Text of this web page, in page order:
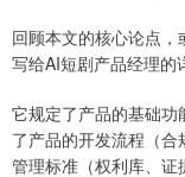
回顾本文的核心论点
写给AI短剧产品经理的
它规定了产品的基础
了产品的开发流程（
管理标准（权利库、